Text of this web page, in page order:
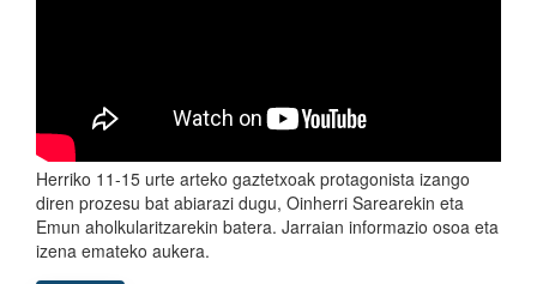
Herriko 11-15 urte arteko gaztetxoak protagonista izango
diren prozesu bat abiarazi dugu, Oinherri Sarearekin eta
Emun aholkularitzarekin batera. Jarraian informazio osoa eta
izena emateko aukera.